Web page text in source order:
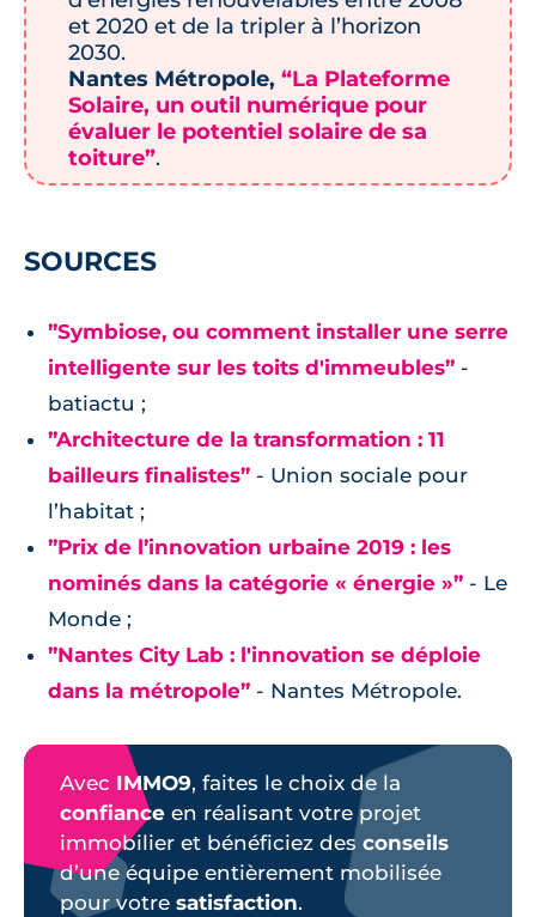
et 2020 et de la tripler à l’horizon
2030.
Nantes Métropole, “La Plateforme
Solaire, un outil numérique pour
évaluer le potentiel solaire de sa
toiture”.
SOURCES
”Symbiose, ou comment installer une serre
intelligente sur les toits d'immeubles” -
batiactu ;
”Architecture de la transformation : 11
bailleurs finalistes” - Union sociale pour
l’habitat ;
”Prix de l’innovation urbaine 2019 : les
nominés dans la catégorie « énergie »” - Le
Monde ;
”Nantes City Lab : l'innovation se déploie
dans la métropole” - Nantes Métropole.
Avec IMMO9, faites le choix de la
confiance en réalisant votre projet
immobilier et bénéficiez des conseils
d’une équipe entièrement mobilisée
pour votre satisfaction.